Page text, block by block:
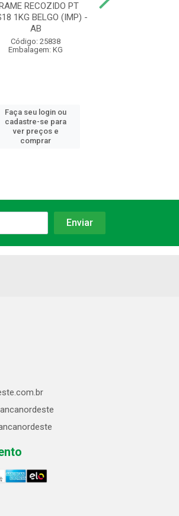
RECOZIDO PT
1KG BELGO (IMP) -
AB
Código: 25838
Embalagem: KG
Faça seu login ou
cadastre-se para
ver preços e
comprar